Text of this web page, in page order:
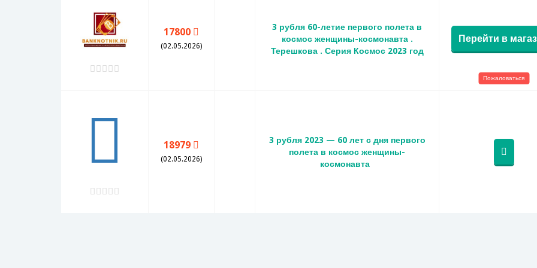
17800
(02.05.2026)
3 рубля 60-летие первого полета в
космос женщины-космонавта .
Терешкова . Серия Космос 2023 год
Перейти в
Пожаловаться
18979
(02.05.2026)
3 рубля 2023 — 60 лет с дня первого
полета в космос женщины-
космонавта